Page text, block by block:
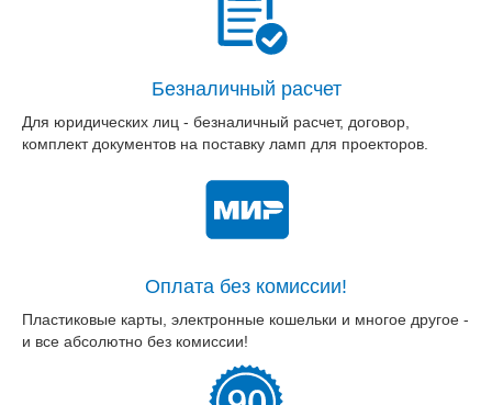
Безналичный расчет
Для юридических лиц - безналичный расчет, договор,
комплект документов на поставку ламп для проекторов.
Оплата без комиссии!
Пластиковые карты, электронные кошельки и многое другое -
и все абсолютно без комиссии!